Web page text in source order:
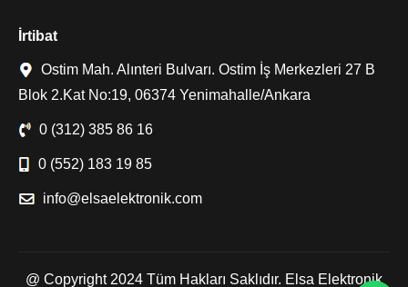
İrtibat
Ostim Mah. Alınteri Bulvarı. Ostim İş Merkezleri 27 B
Blok 2.Kat No:19, 06374 Yenimahalle/Ankara
0 (312) 385 86 16
0 (552) 183 19 85
info@elsaelektronik.com
@ Copyright 2024 Tüm Hakları Saklıdır. Elsa Elektronik